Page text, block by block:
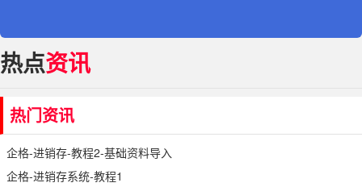
热点资讯
热门资讯
企格-进销存-教程2-基础资料导入
企格-进销存系统-教程1